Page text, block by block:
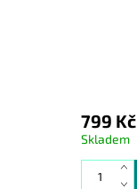
799 Kč
Skladem